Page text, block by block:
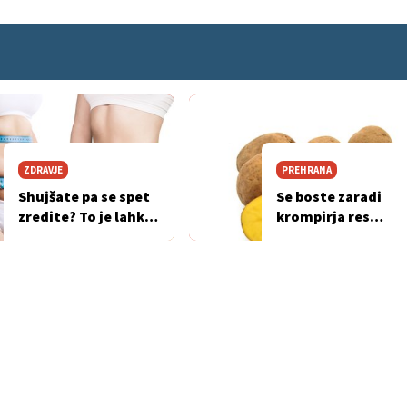
ZDRAVJE
Shujšate pa se spet
zredite? To je lahko
PREHRANA
Se boste zaradi
krompirja res